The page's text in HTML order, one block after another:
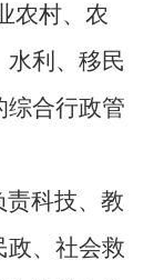
农村、农
水利、移民
综合行政管
科技、教
政、社会救